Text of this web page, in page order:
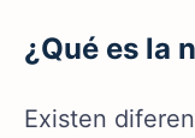
¿Qué es la
Existen